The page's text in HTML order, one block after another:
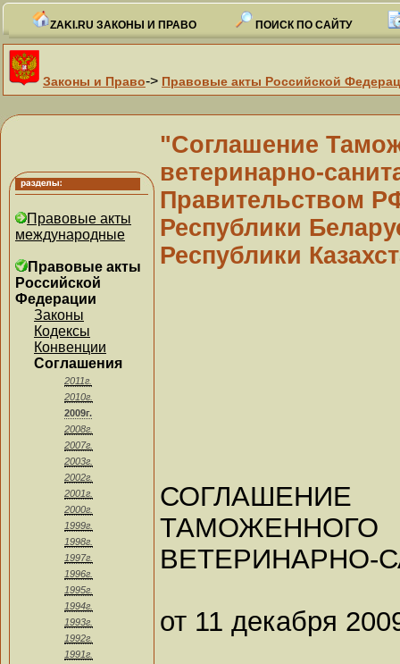
ZAKI.RU ЗАКОНЫ И ПРАВО ПОИСК ПО САЙТУ
Законы и Право-> Правовые акты Российской
Правовые акты
международные
Правовые акты
Российской
Федерации
Законы
Кодексы
Конвенции
Соглашения
2011г.
2010г.
2009г.
2008г.
2007г.
2003г.
2002г.
2001г.
2000г.
1999г.
1998г.
1997г.
1996г.
1995г.
1994г.
1993г.
1992г.
1991г.
"Соглашение
ветеринарно-
Правительством
Республики
Республики
СОГЛАШЕНИЕ
ВЕТЕРИНАРНО-
от 11 декабря